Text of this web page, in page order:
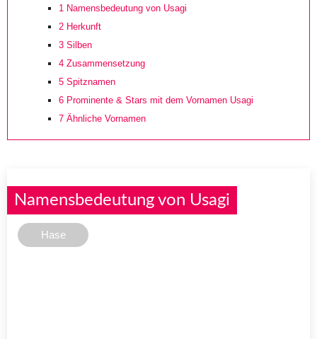
1 Namensbedeutung von Usagi
2 Herkunft
3 Silben
4 Zusammensetzung
5 Spitznamen
6 Prominente & Stars mit dem Vornamen Usagi
7 Ähnliche Vornamen
Namensbedeutung von Usagi
Hase